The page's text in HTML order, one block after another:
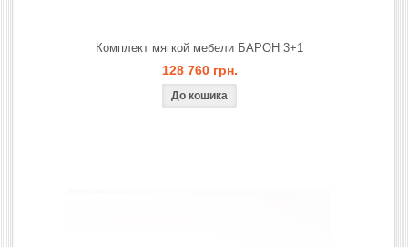
Комплект мягкой мебели БАРОН 3+1
128 760 грн.